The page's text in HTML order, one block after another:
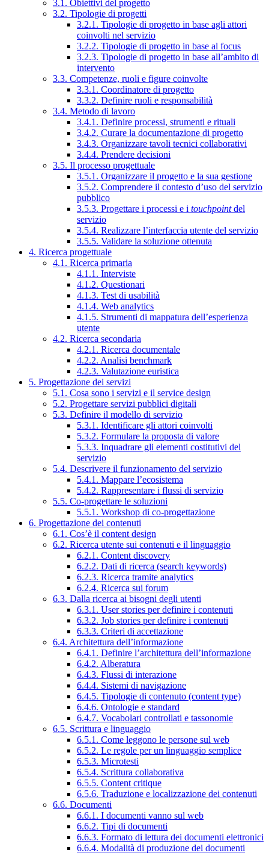
3.1. Obiettivi del progetto
3.2. Tipologie di progetti
3.2.1. Tipologie di progetto in base agli attori
coinvolti nel servizio
3.2.2. Tipologie di progetto in base al focus
3.2.3. Tipologie di progetto in base all’ambito di
intervento
3.3. Competenze, ruoli e figure coinvolte
3.3.1. Coordinatore di progetto
3.3.2. Definire ruoli e responsabilità
3.4. Metodo di lavoro
3.4.1. Definire processi, strumenti e rituali
3.4.2. Curare la documentazione di progetto
3.4.3. Organizzare tavoli tecnici collaborativi
3.4.4. Prendere decisioni
3.5. Il processo progettuale
3.5.1. Organizzare il progetto e la sua gestione
3.5.2. Comprendere il contesto d’uso del servizio
pubblico
3.5.3. Progettare i processi e i touchpointdel
servizio
3.5.4. Realizzare l’interfaccia utente del servizio
3.5.5. Validare la soluzione ottenuta
4. Ricerca progettuale
4.1. Ricerca primaria
4.1.1. Interviste
4.1.2. Questionari
4.1.3. Test di usabilità
4.1.4. Web analytics
4.1.5. Strumenti di mappatura dell’esperienza
utente
4.2. Ricerca secondaria
4.2.1. Ricerca documentale
4.2.2. Analisi benchmark
4.2.3. Valutazione euristica
5. Progettazione dei servizi
5.1. Cosa sono i servizi e il service design
5.2. Progettare servizi pubblici digitali
5.3. Definire il modello di servizio
5.3.1. Identificare gli attori coinvolti
5.3.2. Formulare la proposta di valore
5.3.3. Inquadrare gli elementi costitutivi del
servizio
5.4. Descrivere il funzionamento del servizio
5.4.1. Mappare l’ecosistema
5.4.2. Rappresentare i flussi di servizio
5.5. Co-progettare le soluzioni
5.5.1. Workshop di co-progettazione
6. Progettazione dei contenuti
6.1. Cos’è il content design
6.2. Ricerca utente sui contenuti e il linguaggio
6.2.1. Content discovery
6.2.2. Dati di ricerca (search keywords)
6.2.3. Ricerca tramite analytics
6.2.4. Ricerca sui forum
6.3. Dalla ricerca ai bisogni degli utenti
6.3.1. User stories per definire i contenuti
6.3.2. Job stories per definire i contenuti
6.3.3. Criteri di accettazione
6.4. Architettura dell’informazione
6.4.1. Definire l’architettura dell’informazione
6.4.2. Alberatura
6.4.3. Flussi di interazione
6.4.4. Sistemi di navigazione
6.4.5. Tipologie di contenuto (content type)
6.4.6. Ontologie e standard
6.4.7. Vocabolari controllati e tassonomie
6.5. Scrittura e linguaggio
6.5.1. Come leggono le persone sul web
6.5.2. Le regole per un linguaggio semplice
6.5.3. Microtesti
6.5.4. Scrittura collaborativa
6.5.5. Content critique
6.5.6. Traduzione e localizzazione dei contenuti
6.6. Documenti
6.6.1. I documenti vanno sul web
6.6.2. Tipi di documenti
6.6.3. Formato di lettura dei documenti elettronici
6.6.4. Modalità di produzione dei documenti